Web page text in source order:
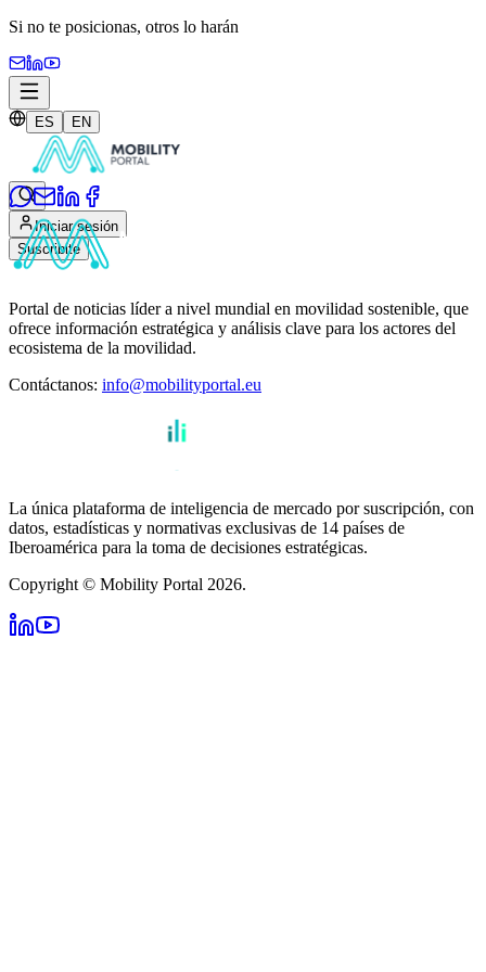
Si no te posicionas, otros lo harán
ES EN
Iniciar sesión
Suscribite
Portal de noticias líder a nivel mundial en movilidad sostenible, que
ofrece información estratégica y análisis clave para los actores del
ecosistema de la movilidad.
Contáctanos: info@mobilityportal.eu
La única plataforma de inteligencia de mercado por suscripción, con
datos, estadísticas y normativas exclusivas de 14 países de
Iberoamérica para la toma de decisiones estratégicas.
Copyright © Mobility Portal 2026.